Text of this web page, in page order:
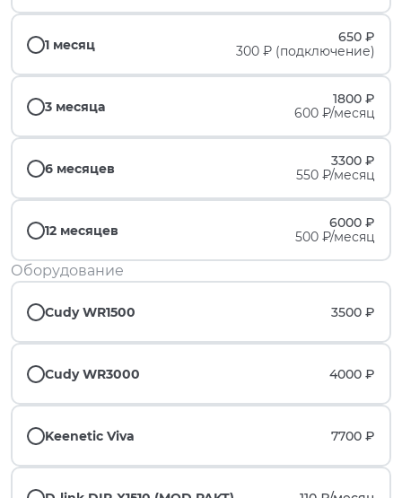
1 месяц
650 ₽
300 ₽ (подключение)
3 месяца
1800 ₽
600 ₽/месяц
6 месяцев
3300 ₽
550 ₽/месяц
12 месяцев
6000 ₽
500 ₽/месяц
Оборудование
Cudy WR1500 3500 ₽
Cudy WR3000 4000 ₽
Keenetic Viva 7700 ₽